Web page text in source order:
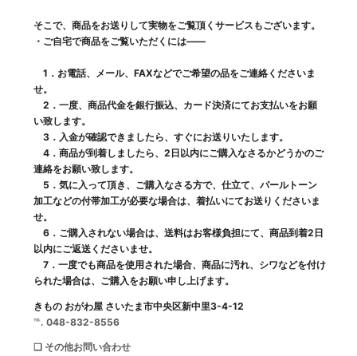
そこで、商品をお送りして実物をご覧頂くサービスもございます。
・ご自宅で商品をご覧いただくには――
1．お電話、メール、FAXなどでご希望の品をご連絡くださいま
せ。
2．一度、商品代金を銀行振込、カード決済にてお支払いをお願
い致します。
3．入金が確認できましたら、すぐにお送りいたします。
4．商品が到着しましたら、2日以内にご購入なさるかどうかのご
連絡をお願い致します。
5．気に入って頂き、ご購入なさる方で、仕立て、パールトーン
加工などの付帯加工が必要な場合は、着払いにてお送りくださいま
せ。
6．ご購入されない場合は、送料はお客様負担にて、商品到着2日
以内にご返送くださいませ。
7．一度でも商品を使用された場合、商品に汚れ、シワなどを付け
られた場合は、ご購入をお願い申し上げます。
きもの おがわ屋 さいたま市中央区新中里3-4-12
℡. 048-832-8556
❑ その他お問い合わせ